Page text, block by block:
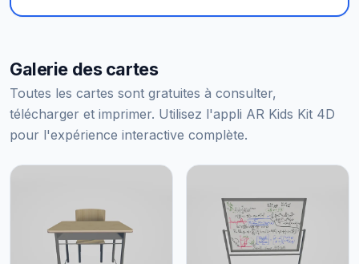
Galerie des cartes
Toutes les cartes sont gratuites à consulter,
télécharger et imprimer. Utilisez l'appli AR Kids Kit 4D
pour l'expérience interactive complète.